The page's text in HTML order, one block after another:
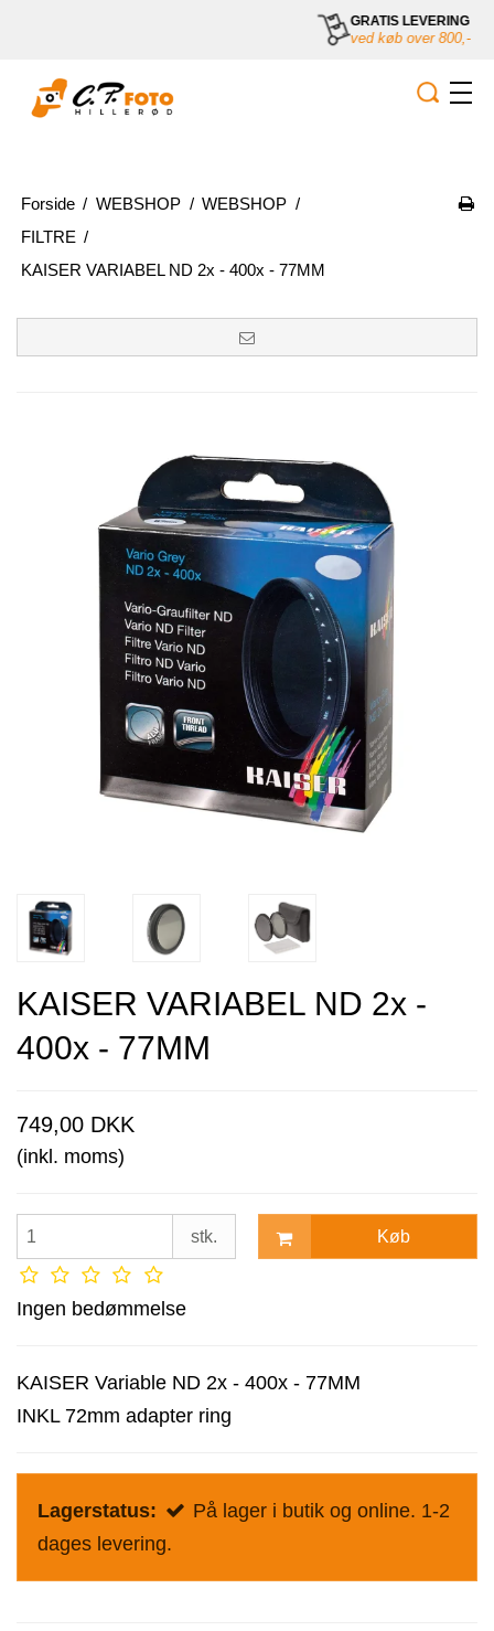
GRATIS LEVERING
ved køb over 800,-
Forside / WEBSHOP / WEBSHOP /
FILTRE /
KAISER VARIABEL ND 2x - 400x - 77MM
KAISER VARIABEL ND 2x -
400x - 77MM
749,00 DKK
(inkl. moms)
stk. Køb
Ingen bedømmelse
KAISER Variable ND 2x - 400x - 77MM
INKL 72mm adapter ring
Lagerstatus:
På lager i butik og online. 1-2
dages levering.